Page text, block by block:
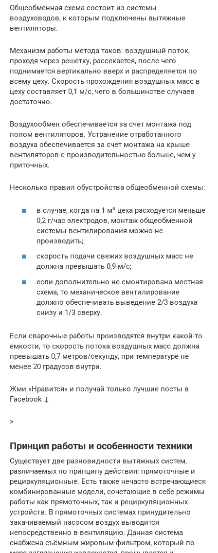
Общеобменная схема состоит из системы
воздуховодов, к которым подключены вытяжные
вентиляторы.
Механизм работы метода таков: воздушный поток,
проходя через решетку, рассекается, после чего
поднимается вертикально вверх и распределяется по
всему цеху. Скорость прохождения воздушных масс в
цеху составляет 0,1 м/с, чего в большинстве случаев
достаточно.
Воздухообмен обеспечивается за счет монтажа под
полом вентиляторов. Устранение отработанного
воздуха обеспечивается за счет монтажа на крыше
вентиляторов с производительностью больше, чем у
приточных.
Несколько правил обустройства общеобменной схемы:
в случае, когда на 1 м³ цеха расходуется меньше
0,2 г/час электродов, монтаж общеобменной
системы вентилирования можно не
производить;
скорость подачи свежих воздушных масс не
должна превышать 0,9 м/с;
если дополнительно не смонтирована местная
схема, то механическое вентилирование
должно обеспечивать выведение 2/3 воздуха
снизу и 1/3 сверху.
Если сварочные работы производятся внутри какой-то
емкости, то скорость потока воздушных масс должна
превышать 0,7 метров/секунду, при температуре не
менее 20 градусов внутри.
Жми «Нравится» и получай только лучшие посты в
Facebook ↓
>
Принцип работы и особенности техники
Существует две разновидности вытяжных систем,
различаемых по принципу действия: прямоточные и
рециркуляционные. Есть также нечасто встречающиеся
комбинированные модели, сочетающие в себе режимы
работы как прямоточных, так и рециркуляционных
устройств. В прямоточных системах принудительно
закачиваемый насосом воздух выводится
непосредственно в вентиляцию. Данная система
снабжена съёмным жировым фильтром, который по